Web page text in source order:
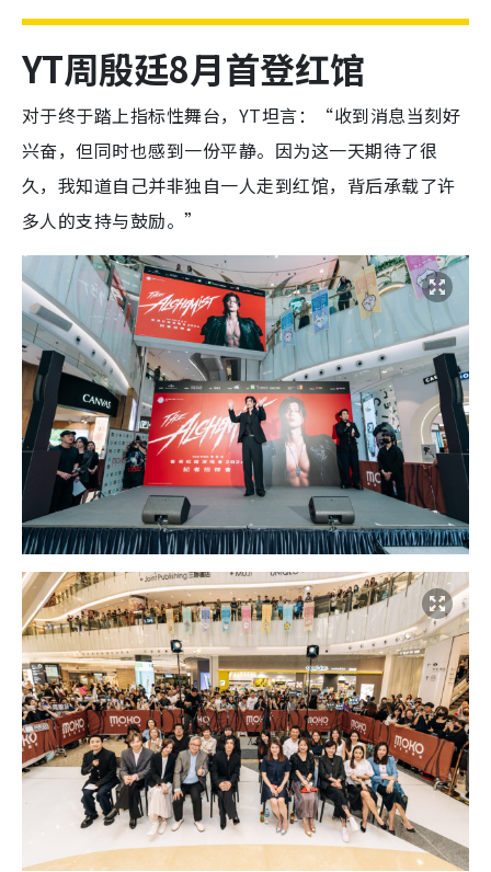
YT周殷廷8月首登红馆
对于终于踏上指标性舞台，YT坦言：“收到消息当刻好
兴奋，但同时也感到一份平静。因为这一天期待了很
久，我知道自己并非独自一人走到红馆，背后承载了许
多人的支持与鼓励。”